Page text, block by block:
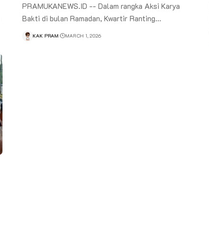
PRAMUKANEWS.ID -- Dalam rangka Aksi Karya
Bakti di bulan Ramadan, Kwartir Ranting…
KAK PRAM MARCH 1, 2026